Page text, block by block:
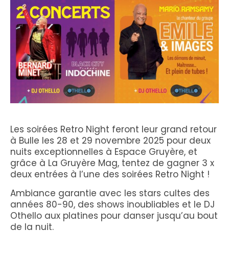
Les soirées Retro Night feront leur grand retour
à Bulle les 28 et 29 novembre 2025 pour deux
nuits exceptionnelles à Espace Gruyère, et
grâce à La Gruyère Mag, tentez de gagner 3 x
deux entrées à l’une des soirées Retro Night !
Ambiance garantie avec les stars cultes des
années 80-90, des shows inoubliables et le DJ
Othello aux platines pour danser jusqu’au bout
de la nuit.